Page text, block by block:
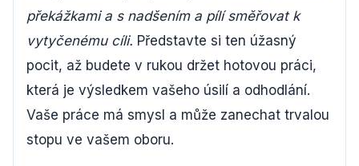
překážkami a s nadšením a pílí směřovat k
vytyčenému cíli. Představte si ten úžasný
pocit, až budete v rukou držet hotovou práci,
která je výsledkem vašeho úsilí a odhodlání.
Vaše práce má smysl a může zanechat trvalou
stopu ve vašem oboru.